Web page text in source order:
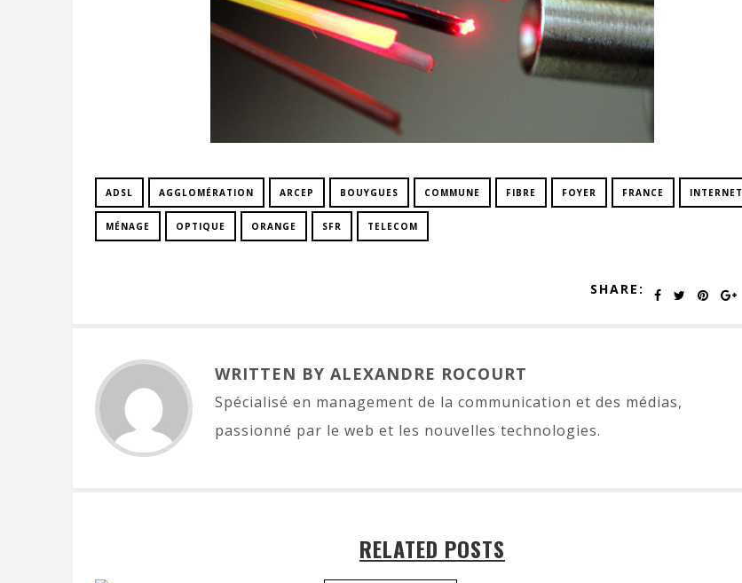
ADSL AGGLOMÉRATION ARCEP BOUYGUES COMMUNE FIBRE FOYER FRANCE INTERNET
MÉNAGE OPTIQUE ORANGE SFR TELECOM
SHARE:
WRITTEN BY ALEXANDRE ROCOURT
Spécialisé en management de la communication et des médias,
passionné par le web et les nouvelles technologies.
RELATED POSTS